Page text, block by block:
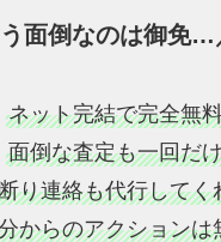
面倒なのは御免…
ネット完結で完全無
面倒な査定も一回だ
り連絡も代行してく
からのアクションは